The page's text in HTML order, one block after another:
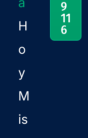
H
o
y
M
is
9
11
6